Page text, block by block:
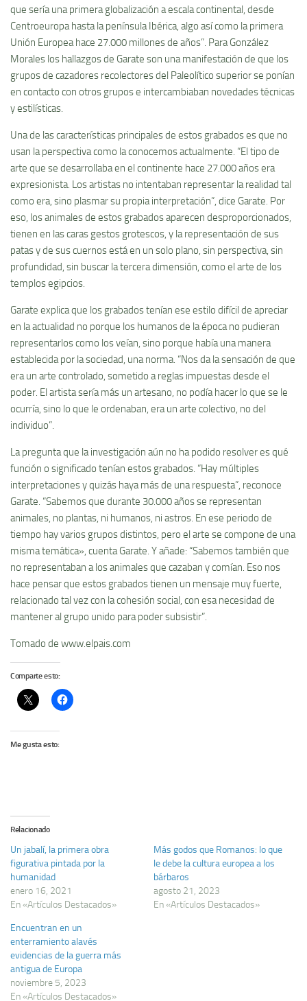
que sería una primera globalización a escala continental, desde
Centroeuropa hasta la península Ibérica, algo así como la primera
Unión Europea hace 27.000 millones de años”. Para González
Morales los hallazgos de Garate son una manifestación de que los
grupos de cazadores recolectores del Paleolítico superior se ponían
en contacto con otros grupos e intercambiaban novedades técnicas
y estilísticas.
Una de las características principales de estos grabados es que no
usan la perspectiva como la conocemos actualmente. “El tipo de
arte que se desarrollaba en el continente hace 27.000 años era
expresionista. Los artistas no intentaban representar la realidad tal
como era, sino plasmar su propia interpretación”, dice Garate. Por
eso, los animales de estos grabados aparecen desproporcionados,
tienen en las caras gestos grotescos, y la representación de sus
patas y de sus cuernos está en un solo plano, sin perspectiva, sin
profundidad, sin buscar la tercera dimensión, como el arte de los
templos egipcios.
Garate explica que los grabados tenían ese estilo difícil de apreciar
en la actualidad no porque los humanos de la época no pudieran
representarlos como los veían, sino porque había una manera
establecida por la sociedad, una norma. “Nos da la sensación de que
era un arte controlado, sometido a reglas impuestas desde el
poder. El artista sería más un artesano, no podía hacer lo que se le
ocurría, sino lo que le ordenaban, era un arte colectivo, no del
individuo”.
La pregunta que la investigación aún no ha podido resolver es qué
función o significado tenían estos grabados. “Hay múltiples
interpretaciones y quizás haya más de una respuesta”, reconoce
Garate. “Sabemos que durante 30.000 años se representan
animales, no plantas, ni humanos, ni astros. En ese periodo de
tiempo hay varios grupos distintos, pero el arte se compone de una
misma temática», cuenta Garate. Y añade: “Sabemos también que
no representaban a los animales que cazaban y comían. Eso nos
hace pensar que estos grabados tienen un mensaje muy fuerte,
relacionado tal vez con la cohesión social, con esa necesidad de
mantener al grupo unido para poder subsistir”.
Tomado de www.elpais.com
Comparte esto:
Me gusta esto:
Relacionado
Un jabalí, la primera obra
figurativa pintada por la
humanidad
enero 16, 2021
En «Artículos Destacados»
Más godos que Romanos: lo que
le debe la cultura europea a los
bárbaros
agosto 21, 2023
En «Artículos Destacados»
Encuentran en un
enterramiento alavés
evidencias de la guerra más
antigua de Europa
noviembre 5, 2023
En «Artículos Destacados»